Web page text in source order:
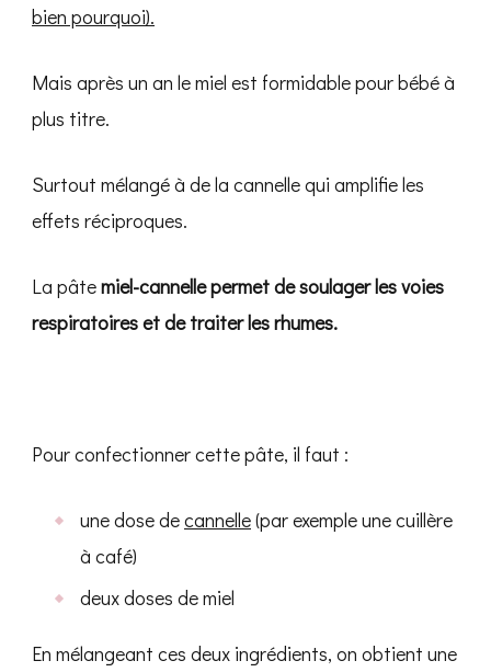
bien pourquoi).
Mais après un an le miel est formidable pour bébé à
plus titre.
Surtout mélangé à de la cannelle qui amplifie les
effets réciproques.
La pâtemiel-cannelle permet de soulager les voies
respiratoires et de traiter les rhumes.
Pour confectionner cette pâte, il faut :
une dose decannelle(par exemple une cuillère
à café)
deux doses de miel
En mélangeant ces deux ingrédients, on obtient une